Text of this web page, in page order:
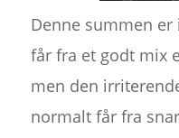
Denne summen er
får fra et godt mix
men den
normalt får fra